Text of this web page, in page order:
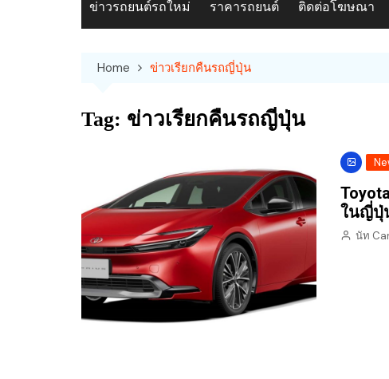
ข่าวรถยนต์รถใหม่ ราคารถยนต์ ติดต่อโฆษณา
Home ข่าวเรียกคืนรถญี่ปุ่น
Tag: ข่าวเรียกคืนรถญี่ปุ่น
ในญี่ปุ่
นัท